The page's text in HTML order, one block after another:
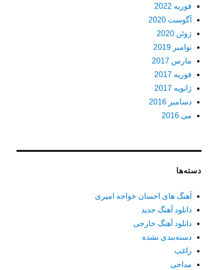
فوریه 2022
آگوست 2020
ژوئن 2020
نوامبر 2019
مارس 2017
فوریه 2017
ژانویه 2017
دسامبر 2016
می 2016
دسته‌ها
آهنگ های احسان خواجه امیری
دانلود آهنگ جدید
دانلود آهنگ خارجی
دسته‌بندی نشده
راغب
مداحی